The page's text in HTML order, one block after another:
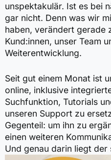
unspektakulär. Ist es bei
gar nicht. Denn was wir
haben, verändert gerade
Kund:innen, unser Team
Weiterentwicklung.
Seit gut einem Monat ist
online, inklusive
Suchfunktion, Tutorials
unseren Support zu
Gegenteil: um ihn zu
einen weiteren
Und genau darin liegt der